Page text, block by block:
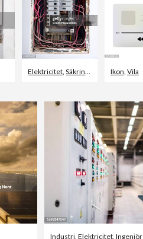
Elektricitet ,Säkring Ikon Vila
Industri,Elektricitet,Ingenjör